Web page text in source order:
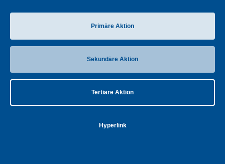
Primäre Aktion
Sekundäre Aktion
Tertiäre Aktion
Hyperlink